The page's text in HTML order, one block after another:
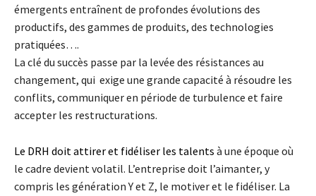
émergents entraînent de profondes évolutions des
productifs, des gammes de produits, des technologies
pratiquées….
La clé du succès passe par la levée des résistances au
changement, qui exige une grande capacité à résoudre les
conflits, communiquer en période de turbulence et faire
accepter les restructurations.
Le DRH doit attirer et fidéliser les talents à une époque où
le cadre devient volatil. L’entreprise doit l’aimanter, y
compris les génération Y et Z, le motiver et le fidéliser. La